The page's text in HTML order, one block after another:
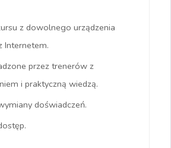
z dowolnego urządzenia
Internetem.
przez trenerów z
i praktyczną wiedzą.
doświadczeń.